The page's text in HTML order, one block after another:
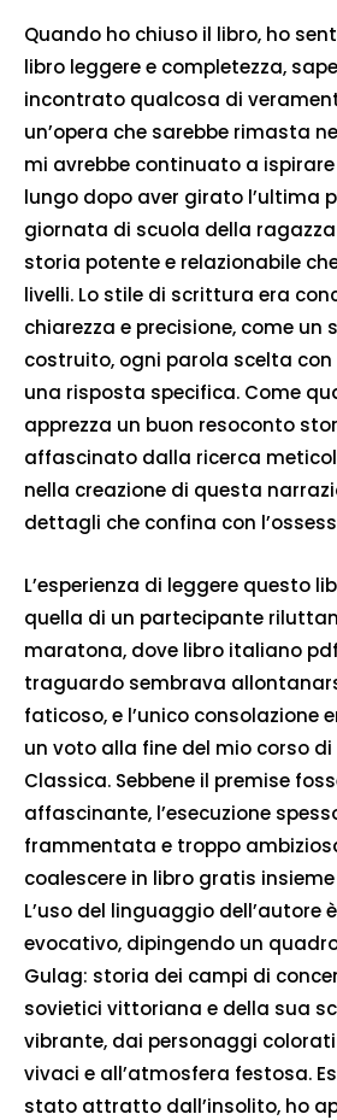
Quando ho chiuso il libro, ho
libro leggere e completezza,
incontrato qualcosa di
un’opera che sarebbe rimasta
mi avrebbe continuato a
lungo dopo aver girato l’ultima
giornata di scuola della
storia potente e relazionabile
livelli. Lo stile di scrittura era
chiarezza e precisione, come un
costruito, ogni parola scelta con
una risposta specifica. Come
apprezza un buon resoconto
affascinato dalla ricerca
nella creazione di questa
dettagli che confina con
L’esperienza di leggere questo
quella di un partecipante
maratona, dove libro italiano
traguardo sembrava
faticoso, e l’unico consolazione
un voto alla fine del mio corso
Classica. Sebbene il premise
affascinante, l’esecuzione
frammentata e troppo
coalescere in libro gratis
L’uso del linguaggio dell’autore
evocativo, dipingendo un
Gulag: storia dei campi di
sovietici vittoriana e della sua
vibrante, dai personaggi
vivaci e all’atmosfera festosa.
stato attratto dall’insolito, ho